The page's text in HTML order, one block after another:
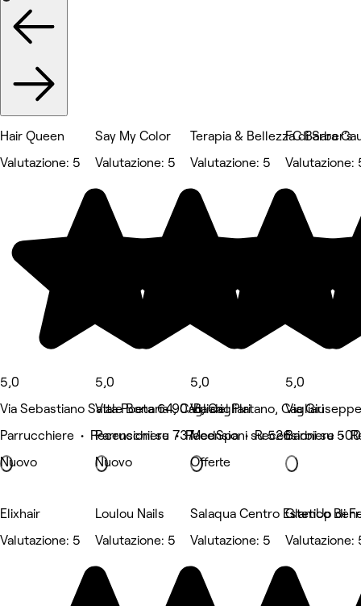
Hair Queen
Valutazione: 5
5,0
Via Sebastiano Satta Poeta 64, Cagliari
Parrucchiere • Recensioni su 737
Nuovo
Say My Color
Valutazione: 5
5,0
Viale Bonaria 90/B, Cagliari
Parrucchiere • Recensioni su 526
Nuovo
Terapia & Bellezza di Sara
Valutazione: 5
5,0
Via del Platano, Cagliari
MedSpa • Recensioni su 500
Offerte
FC Barber’s
Valutazione:
5,0
Via
Barbiere •
Elixhair
Valutazione: 5
Loulou Nails
Valutazione: 5
Salaqua Centro Estetico
Valutazione: 5
GlamUp di
Valutazione: